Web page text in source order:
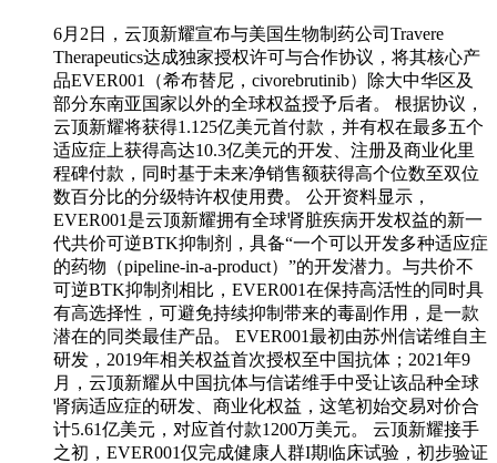
6月2日，云顶新耀宣布与美国生物制药公司Travere
Therapeutics达成独家授权许可与合作协议，将其核心产
品EVER001（希布替尼，civorebrutinib）除大中华区及
部分东南亚国家以外的全球权益授予后者。 根据协议，
云顶新耀将获得1.125亿美元首付款，并有权在最多五个
适应症上获得高达10.3亿美元的开发、注册及商业化里
程碑付款，同时基于未来净销售额获得高个位数至双位
数百分比的分级特许权使用费。 公开资料显示，
EVER001是云顶新耀拥有全球肾脏疾病开发权益的新一
代共价可逆BTK抑制剂，具备“一个可以开发多种适应症
的药物（pipeline-in-a-product）”的开发潜力。与共价不
可逆BTK抑制剂相比，EVER001在保持高活性的同时具
有高选择性，可避免持续抑制带来的毒副作用，是一款
潜在的同类最佳产品。 EVER001最初由苏州信诺维自主
研发，2019年相关权益首次授权至中国抗体；2021年9
月，云顶新耀从中国抗体与信诺维手中受让该品种全球
肾病适应症的研发、商业化权益，这笔初始交易对价合
计5.61亿美元，对应首付款1200万美元。 云顶新耀接手
之初，EVER001仅完成健康人群I期临床试验，初步验证